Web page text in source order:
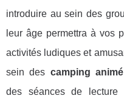
introduire au sein des
leur âge permettra à vos
activités ludiques et
sein des camping
des séances de